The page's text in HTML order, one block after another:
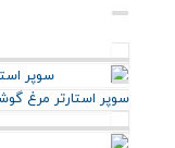
سوپر استارتر مرغ